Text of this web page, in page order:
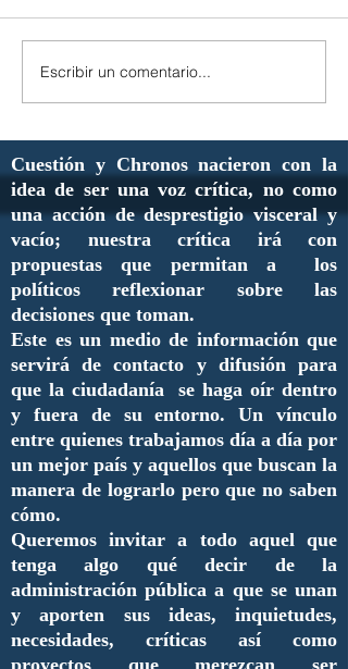
Escribir un comentario...
Cuestión y Chronos nacieron con la
idea de ser una voz crítica, no como
una acción de desprestigio visceral y
vacío; nuestra crítica irá con
propuestas que permitan a los
políticos reflexionar sobre las
decisiones que toman.
Este es un medio de información que
servirá de contacto y difusión para
que la ciudadanía se haga oír dentro
y fuera de su entorno. Un vínculo
entre quienes trabajamos día a día por
un mejor país y aquellos que buscan la
manera de lograrlo pero que no saben
cómo.
Queremos invitar a todo aquel que
tenga algo qué decir de la
administración pública a que se unan
y aporten sus ideas, inquietudes,
necesidades, críticas así como